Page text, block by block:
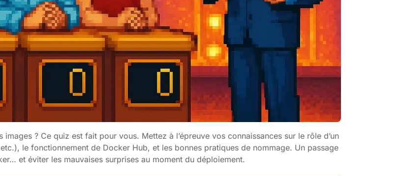
? Ce quiz est fait pour vous. Mettez à l’épreuve vos connaissances sur le rôle d’un
le fonctionnement de Docker Hub, et les bonnes pratiques de nommage. Un passage
et éviter les mauvaises surprises au moment du déploiement.